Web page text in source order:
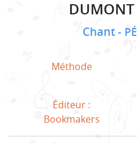
DUMONT
Chant
Méthode
Éditeur :
Bookmakers